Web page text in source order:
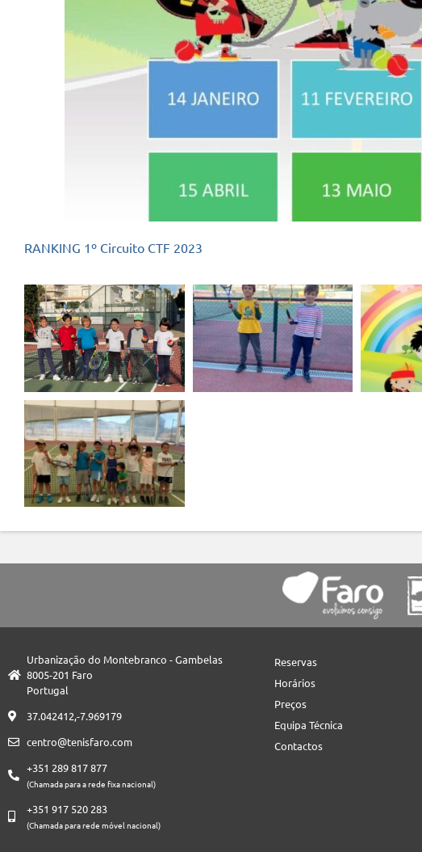
RANKING 1º Circuito CTF 2023
Urbanização do Montebranco - Gambelas
8005-201 Faro
Portugal
37.042412,-7.969179
centro@tenisfaro.com
+351 289 817 877
(Chamada para a rede fixa nacional)
+351 917 520 283
(Chamada para rede móvel nacional)
Reservas
Horários
Preços
Equipa Técnica
Contactos